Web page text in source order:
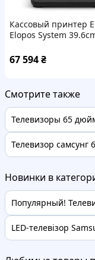
Кассовый принтер
Elopos System
(E440439)
67 594₴
Смотрите также
Телевизоры 65
Телевизор
Новинки в
Популярный!
LED-телевізор